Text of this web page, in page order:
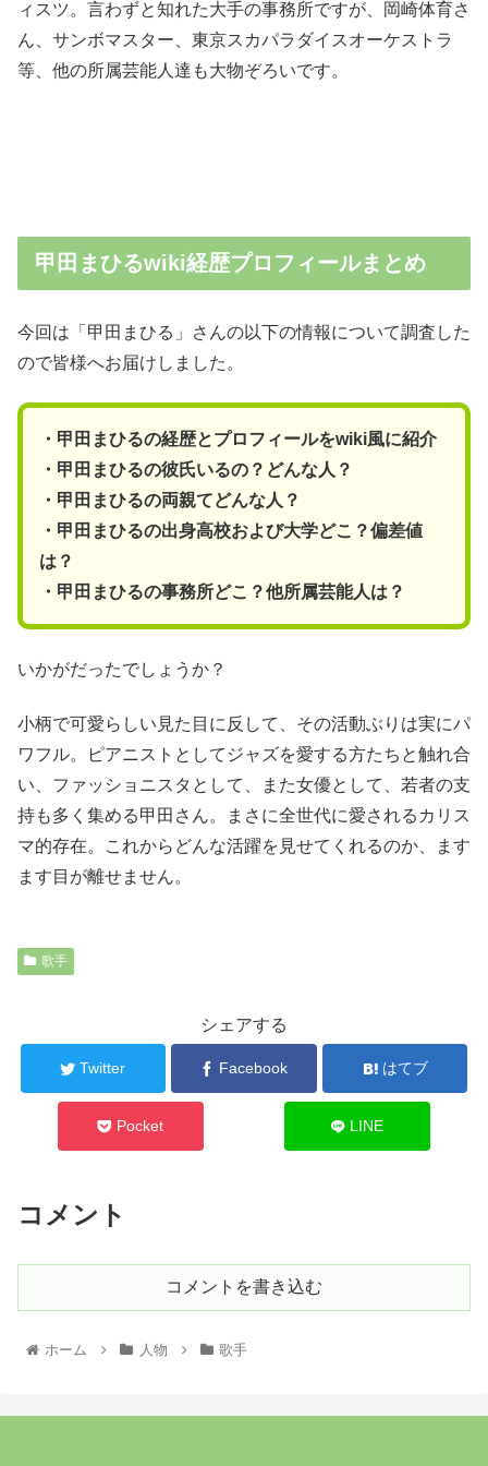
ィスツ。言わずと知れた大手の事務所ですが、岡崎体育さ
ん、サンボマスター、東京スカパラダイスオーケストラ
等、他の所属芸能人達も大物ぞろいです。
甲田まひるwiki経歴プロフィールまとめ
今回は「甲田まひる」さんの以下の情報について調査した
ので皆様へお届けしました。
・甲田まひるの経歴とプロフィールをwiki風に紹介
・甲田まひるの彼氏いるの？どんな人？
・甲田まひるの両親てどんな人？
・甲田まひるの出身高校および大学どこ？偏差値
は？
・甲田まひるの事務所どこ？他所属芸能人は？
いかがだったでしょうか？
小柄で可愛らしい見た目に反して、その活動ぶりは実にパ
ワフル。ピアニストとしてジャズを愛する方たちと触れ合
い、ファッショニスタとして、また女優として、若者の支
持も多く集める甲田さん。まさに全世代に愛されるカリス
マ的存在。これからどんな活躍を見せてくれるのか、ます
ます目が離せません。
歌手
シェアする
Twitter Facebook はてブ
Pocket LINE
コメント
コメントを書き込む
ホーム 人物 歌手